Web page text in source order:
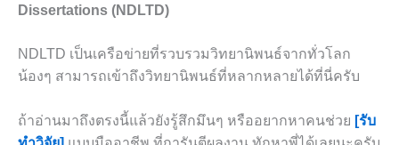
Dissertations (NDLTD)
NDLTD เป็นเครือข่ายที่รวบรวมวิทยานิพนธ์จากทั่วโลก
น้องๆ สามารถเข้าถึงวิทยานิพนธ์ที่หลากหลายได้ที่นี่ครับ
ถ้าอ่านมาถึงตรงนี้แล้วยังรู้สึกมึนๆ หรืออยากหาคนช่วย [รับ